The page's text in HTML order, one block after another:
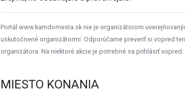
Portál www.kamdomesta.sk nie je organizátorom
uskutočnené organizátormi. Odporúčame preveriť si vopred
organizátora. Na niektoré akcie je potrebné sa prihlásiť vopred.
MIESTO KONANIA